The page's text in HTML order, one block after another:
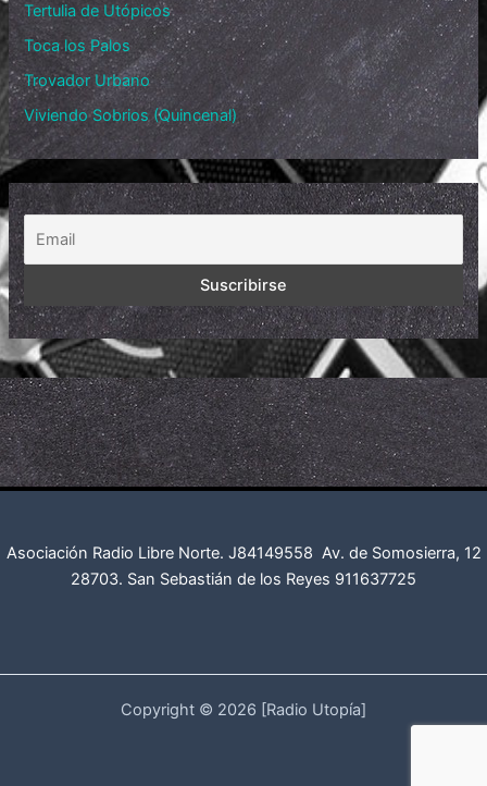
Tertulia de Utópicos
Toca los Palos
Trovador Urbano
Viviendo Sobrios (Quincenal)
Asociación Radio Libre Norte. J84149558 Av. de Somosierra, 12
28703. San Sebastián de los Reyes 911637725
Copyright © 2026 [Radio Utopía]